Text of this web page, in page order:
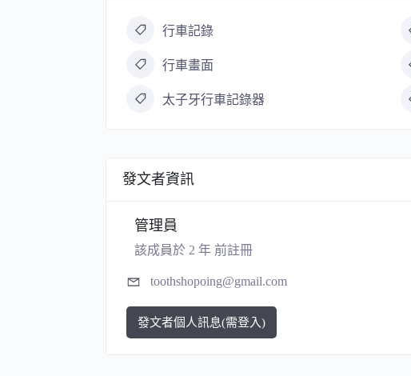
行車記錄
行車畫面
太子牙行車記錄器
發文者資訊
管理員
該成員於 2 年 前註冊
toothshopoing@gmail.com
發文者個人訊息(需登入)